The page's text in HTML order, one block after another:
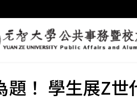
題！ 學生展Z世